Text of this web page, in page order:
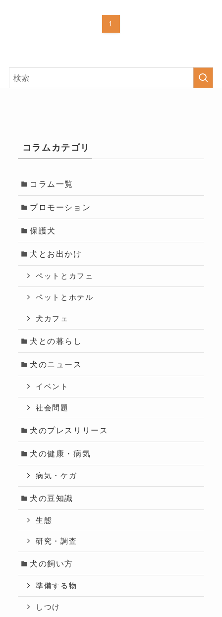
1
コラムカテゴリ
コラム一覧
プロモーション
保護犬
犬とお出かけ
ペットとカフェ
ペットとホテル
犬カフェ
犬との暮らし
犬のニュース
イベント
社会問題
犬のプレスリリース
犬の健康・病気
病気・ケガ
犬の豆知識
生態
研究・調査
犬の飼い方
準備する物
しつけ